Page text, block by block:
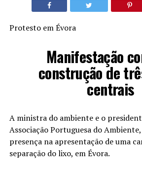
Protesto em Évora
Manifestação
construção de
centrais
A ministra do ambiente e o
Associação Portuguesa do
presença na apresentação de uma
separação do lixo, em Évora.